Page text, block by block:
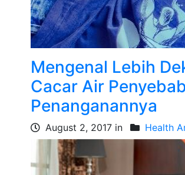
Mengenal Lebih
Cacar Air
Penanganannya
August 2, 2017 in Health